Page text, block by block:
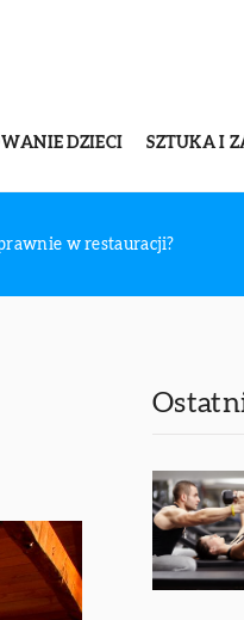
DZIECI SZTUKA I
w restauracji?